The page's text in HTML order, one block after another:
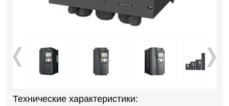
Технические характеристики: